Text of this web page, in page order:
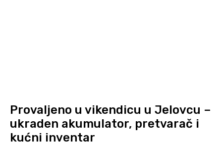
Provaljeno u vikendicu u Jelovcu –
ukraden akumulator, pretvarač i
kućni inventar